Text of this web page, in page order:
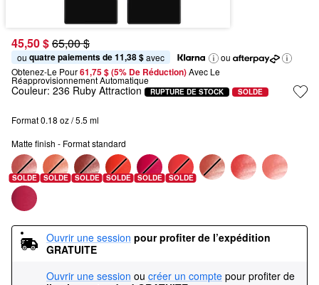
45,50 $65,00 $
ou quatre paiements de 11,38 $ avec
ou
Obtenez-Le Pour61,75 $ (5% De Réduction) Avec Le
Réapprovisionnement Automatique
Couleur: 236 Ruby Attraction RUPTURE DE STOCK SOLDE
Format 0.18 oz / 5.5 ml
Matte finish - Format standard
SOLDE SOLDE SOLDE SOLDE SOLDE SOLDE
Ouvrir une session pour profiter de l’expédition
GRATUITE
Ouvrir une session ou créer un compte pour profiter de